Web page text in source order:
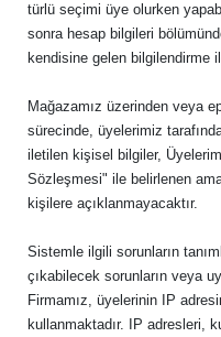
türlü seçimi üye olurken
sonra hesap bilgileri
kendisine gelen bilgilendirme
Mağazamız üzerinden veya
sürecinde, üyelerimiz
iletilen kişisel bilgiler,
Sözleşmesi" ile belirlenen
kişilere açıklanmayacaktır.
Sistemle ilgili sorunların
çıkabilecek sorunların veya
Firmamız, üyelerinin IP
kullanmaktadır. IP adresleri,